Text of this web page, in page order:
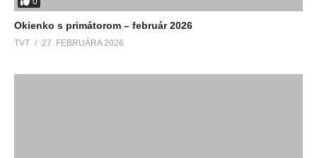
Okienko s primátorom – február 2026
TVT 27. FEBRUÁRA 2026